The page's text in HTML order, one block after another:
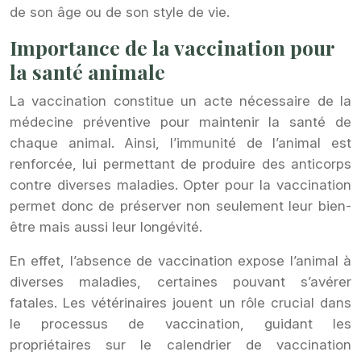
de son âge ou de son style de vie.
Importance de la vaccination pour
la santé animale
La vaccination constitue un acte nécessaire de la
médecine préventive pour maintenir la santé de
chaque animal. Ainsi, l’immunité de l’animal est
renforcée, lui permettant de produire des anticorps
contre diverses maladies. Opter pour la vaccination
permet donc de préserver non seulement leur bien-
être mais aussi leur longévité.
En effet, l’absence de vaccination expose l’animal à
diverses maladies, certaines pouvant s’avérer
fatales. Les vétérinaires jouent un rôle crucial dans
le processus de vaccination, guidant les
propriétaires sur le calendrier de vaccination